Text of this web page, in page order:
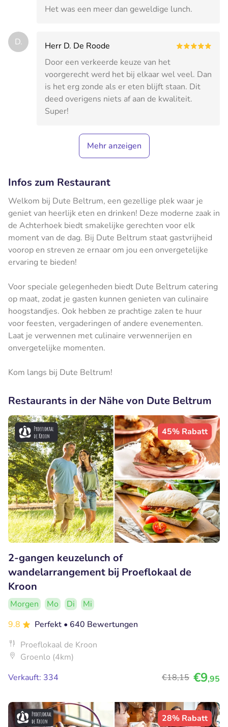
Het was een meer dan geweldige lunch.
D.
Herr D. De Roode
Door een verkeerde keuze van het
voorgerecht werd het bij elkaar wel veel. Dan
is het erg zonde als er eten blijft staan. Dit
deed overigens niets af aan de kwaliteit.
Super!
Mehr anzeigen
Infos zum Restaurant
Welkom bij Dute Beltrum, een gezellige plek waar je
geniet van heerlijk eten en drinken! Deze moderne zaak in
de Achterhoek biedt smakelijke gerechten voor elk
moment van de dag. Bij Dute Beltrum staat gastvrijheid
voorop en streven ze ernaar om jou een onvergetelijke
ervaring te bieden!
Voor speciale gelegenheden biedt Dute Beltrum catering
op maat, zodat je gasten kunnen genieten van culinaire
hoogstandjes. Ook hebben ze prachtige zalen te huur
voor feesten, vergaderingen of andere evenementen.
Laat je verwennen met culinaire verwennerijen en
onvergetelijke momenten.
Kom langs bij Dute Beltrum!
Restaurants in der Nähe von Dute Beltrum
45% Rabatt
2-gangen keuzelunch of
wandelarrangement bij Proeflokaal de
Kroon
Morgen Mo Di
Mi
9.8
Perfekt • 640 Bewertungen
Proeflokaal de Kroon
Groenlo (4km)
Verkauft: 334
€18,15 €9,95
28% Rabatt